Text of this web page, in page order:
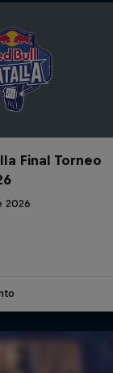
Final Torneo
2026